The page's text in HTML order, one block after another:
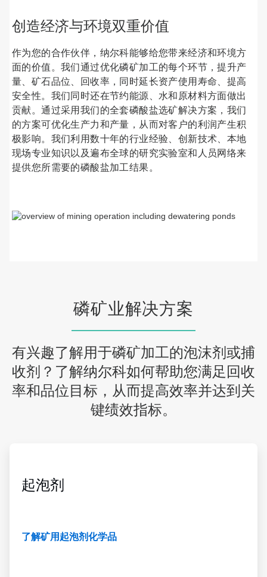
创造经济与环境双重价值
作为您的合作伙伴，纳尔科能够给您带来经济和环境方
面的价值。我们通过优化磷矿加工的每个环节，提升产
量、矿石品位、回收率，同时延长资产使用寿命、提高
安全性。我们同时还在节约能源、水和原材料方面做出
贡献。通过采用我们的全套磷酸盐选矿解决方案，我们
的方案可优化生产力和产量，从而对客户的利润产生积
极影响。我们利用数十年的行业经验、创新技术、本地
现场专业知识以及遍布全球的研究实验室和人员网络来
提供您所需要的磷酸盐加工结果。
磷矿业解决方案
有兴趣了解用于磷矿加工的泡沫剂或捕
收剂？了解纳尔科如何帮助您满足回收
率和品位目标，从而提高效率并达到关
键绩效指标。
起泡剂
了解矿用起泡剂化学品